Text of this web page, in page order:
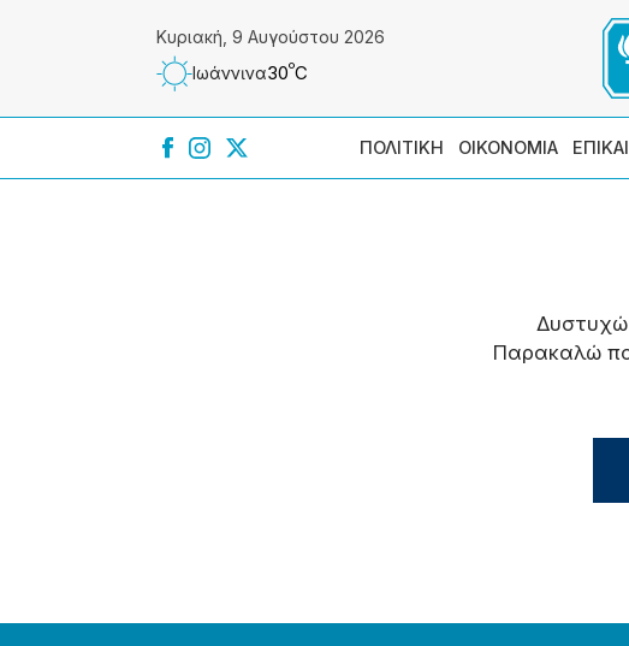
Κυριακή, 9 Αυγούστου 2026
Ιωάννɩνα30ºC
ΠΟΛΙΤΙΚΗ ΟΙΚΟΝΟΜΙΑ
Παρακαλώ